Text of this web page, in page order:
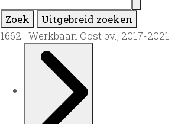
Zoek
Uitgebreid zoeken
1662 Werkbaan Oost bv., 2017-2021